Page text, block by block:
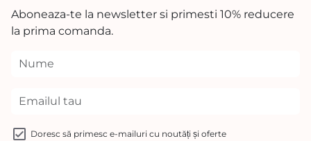
Aboneaza-te la newsletter si primesti 10% reducere
la prima comanda.
Doresc să primesc e-mailuri cu noutăți și oferte